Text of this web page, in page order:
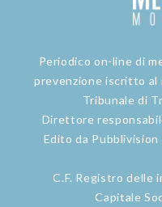
Periodico on-line di
prevenzione iscritto al
Tribunale di
Direttore
Edito da Pubblivision
C.F. Registro delle
Capitale